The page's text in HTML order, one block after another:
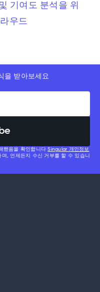
기여도 분석을 위
우드
을 받아보세요
했음을 확인합니다Singular 개인정보
, 언제든지 수신 거부를 할 수 있습니